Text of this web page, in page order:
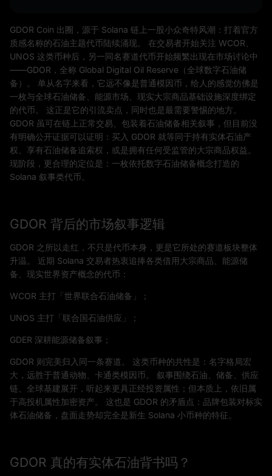
GDOR Coin 出圈，源于 Solana 链上一股小众奇特风潮：打着官方
质感名称的石油主题代币陆续涌现。 在交易者开始关注 WCOR、
UNOS 这类币种后，另一同名赛道代币开始频繁出现在市场讨论中
——GDOR，全称 Global Digital Oil Reserve（全球数字石油储
备）。 单从名字来看，它远不像是普通模因币，给人的感觉仿佛是
一枚与全球石油储备、能源市场、现实大宗商品基础设施深度绑定
的代币。 这正是它的引流卖点，同时也是最需要警惕的地方。
GDOR 虽可在链上正常交易、包装着石油储备相关叙事，但目前没
有明确公开证据可以证明：买入 GDOR 就等同于持有实体石油产
权、享有石油储备追索权，或是拥有任何受监管的大宗商品权益。
现阶段，更合理的定位是：一枚依托数字石油储备概念打造的
Solana 叙事类代币。
GDOR 背后的市场叙事逻辑
GDOR 之所以走红，不只是代币本身，更是它所处的赛道板块整体
升温。 近期 Solana 交易者热衷追捧各类借用大宗商品、能源储
备、现实世界资产概念的代币：
WCOR 主打「世界联合石油储备」；
UNOS 主打「联合国石油供应」；
GDER 深耕能源储备叙事；
GDOR 则完美归入同一条赛道。 这类币种的共性是：名字格局宏
大，远胜于普通动物、卡通类模因币。 叙事围绕石油、储备、供应
链、全球基建展开，听起来更具正经投资属性；但本质上，依旧属
于高投机属性加密资产。 这也是 GDOR 的矛盾点：品牌包装对标实
体石油储备，盘面走势却完全是新生 Solana 小币种的特征。
GDOR 真的有实体石油背书吗？